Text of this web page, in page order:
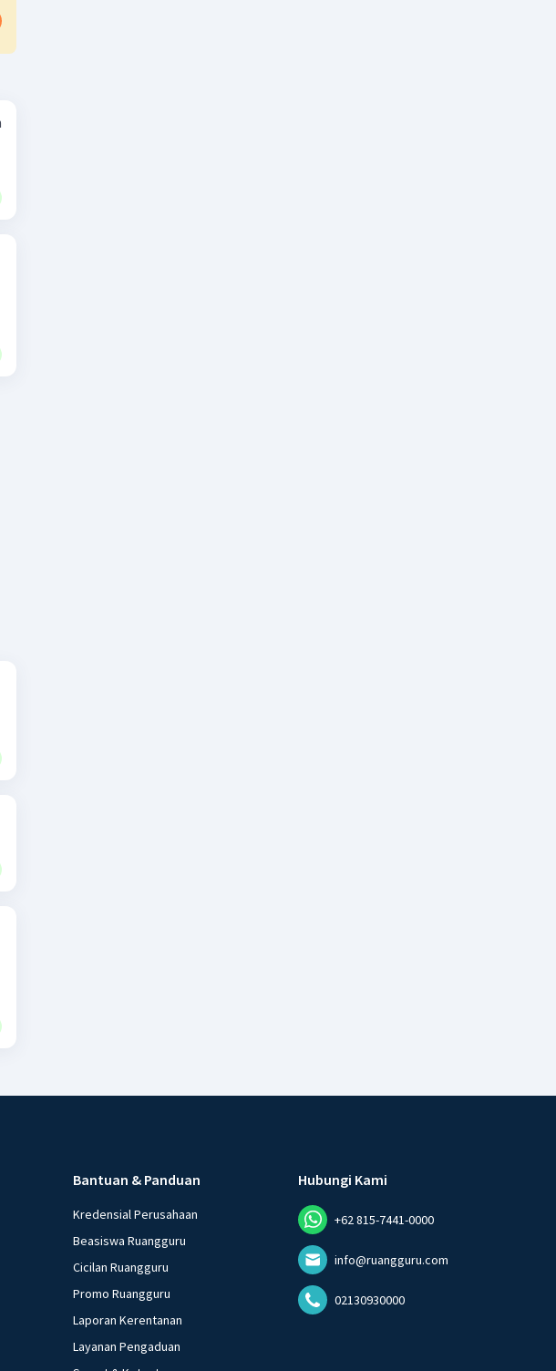
Bantuan & Panduan
Kredensial Perusahaan
Beasiswa Ruangguru
Cicilan Ruangguru
Promo Ruangguru
Laporan Kerentanan
Layanan Pengaduan
Hubungi Kami
+62 815-7441-0000
info@ruangguru.com
02130930000